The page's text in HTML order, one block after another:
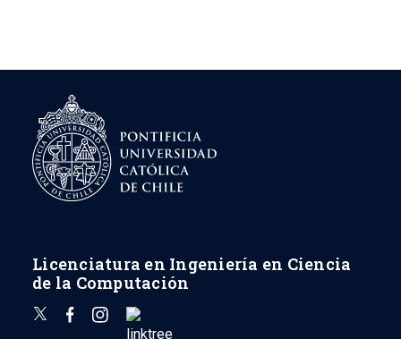
Licenciatura en Ingeniería en Ciencia
de la Computación